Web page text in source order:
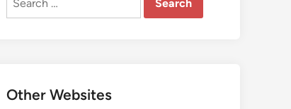
Other Websites